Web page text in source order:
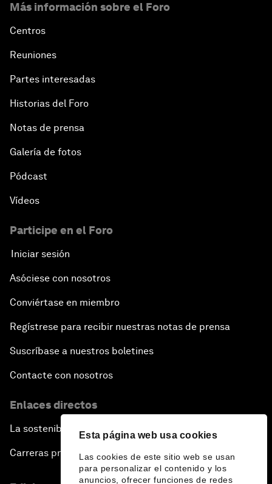
Esta página web usa cookies
Las cookies de este sitio web se usan
para personalizar el contenido y los
anuncios, ofrecer funciones de redes
Más información sobre el Foro
Centros
Reuniones
Partes interesadas
Historias del Foro
Notas de prensa
Galería de fotos
Pódcast
Vídeos
Participe en el Foro
Iniciar sesión
Asóciese con nosotros
Conviértase en miembro
Regístrese para recibir nuestras notas de prensa
Suscríbase a nuestros boletines
Contacte con nosotros
Enlaces directos
La sostenibilidad en el Foro
Carreras profesionales